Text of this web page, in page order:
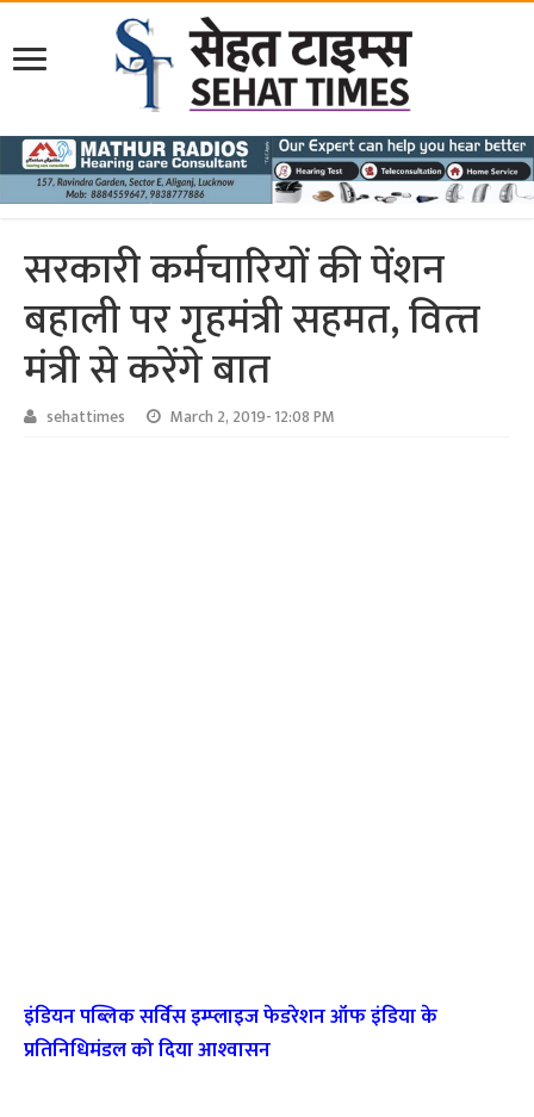
सरकारी कर्मचारियों की पेंशन
बहाली पर गृहमंत्री सहम‍त, वित्‍त
मंत्री से करेंगे बात
sehattimes March 2, 2019- 12:08 PM
इंडियन पब्लिक सर्विस इम्‍प्‍लाइज फेडरेशन ऑफ इंडिया के
प्रतिनिधिमंडल को दिया आश्‍वासन